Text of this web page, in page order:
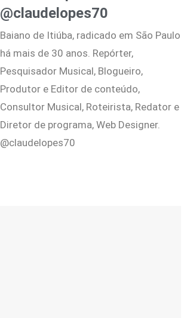
@claudelopes70
Baiano de Itiúba, radicado em São Paulo
há mais de 30 anos. Repórter,
Pesquisador Musical, Blogueiro,
Produtor e Editor de conteúdo,
Consultor Musical, Roteirista, Redator e
Diretor de programa, Web Designer.
@claudelopes70